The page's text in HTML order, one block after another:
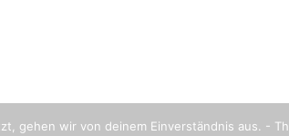
gehen wir von deinem Einverständnis aus. -